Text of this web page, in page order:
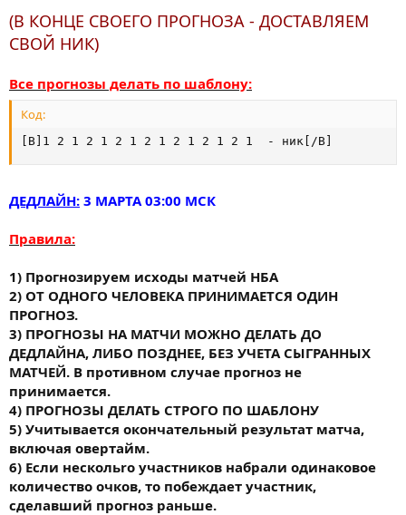
(В КОНЦЕ СВОЕГО ПРОГНОЗА - ДОСТАВЛЯЕМ
СВОЙ НИК)
Все прогнозы делать по шаблону:
Код:
[B]1 2 1 2 1 2 1 2 1 2 1 2 1 2 1  - ник[/B]
ДЕДЛАЙН: 3 МАРТА 03:00 МСК
Правила:
1) Прогнозируем исходы матчей НБА
2) ОТ ОДНОГО ЧЕЛОВЕКА ПРИНИМАЕТСЯ ОДИН
ПРОГНОЗ.
3) ПРОГНОЗЫ НА МАТЧИ МОЖНО ДЕЛАТЬ ДО
ДЕДЛАЙНА, ЛИБО ПОЗДНЕЕ, БЕЗ УЧЕТА СЫГРАННЫХ
МАТЧЕЙ. В противном случае прогноз не
принимается.
4) ПРОГНОЗЫ ДЕЛАТЬ СТРОГО ПО ШАБЛОНУ
5) Учитывается окончательный результат матча,
включая овертайм.
6) Если нескольrо участников набрали одинаковое
количество очков, то побеждает участник,
сделавший прогноз раньше.